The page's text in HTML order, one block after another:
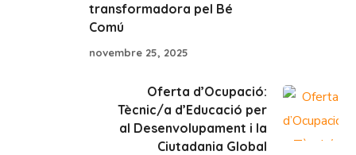
transformadora pel Bé
Comú
novembre 25, 2025
Oferta d’Ocupació:
Tècnic/a d’Educació per
al Desenvolupament i la
Ciutadania Global